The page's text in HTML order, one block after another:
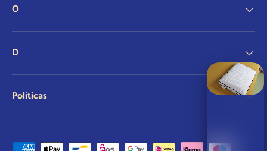
O
D
Políticas